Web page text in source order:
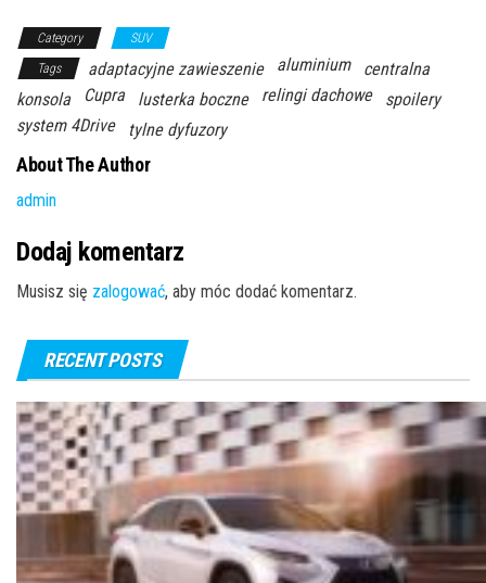
Category
SUV
Tags
adaptacyjne zawieszenie aluminium
centralna
konsola
Cupra lusterka boczne relingi dachowe
spoilery
system 4Drive
tylne dyfuzory
About The Author
admin
Dodaj komentarz
Musisz się zalogować, aby móc dodać komentarz.
RECENT POSTS